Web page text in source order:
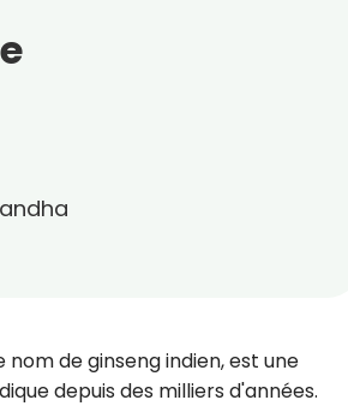
de ginseng indien, est une
depuis des milliers d'années.